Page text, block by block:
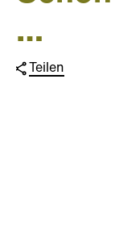
…
Teilen